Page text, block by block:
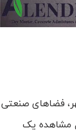
فضاهای صنعتی
مشاهده یک